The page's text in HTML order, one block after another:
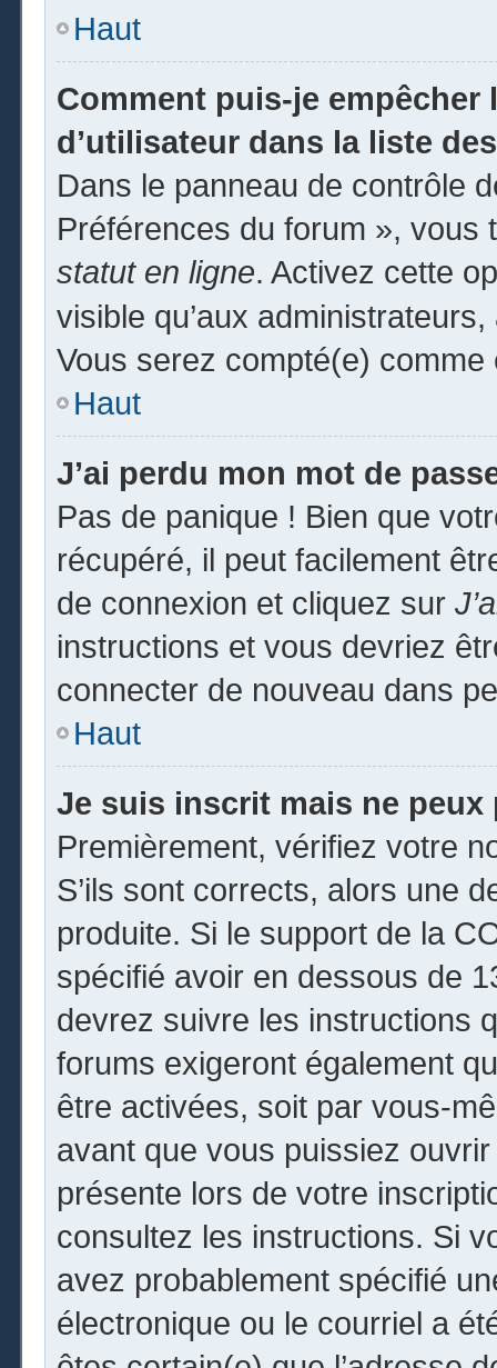
Haut
Comment puis-je empêcher
d’utilisateur dans la liste
Dans le panneau de contrôle
Préférences du forum », vous
statut en ligne. Activez cette
visible qu’aux
Vous serez compté(e)
Haut
J’ai perdu mon mot de
Pas de panique ! Bien que
récupéré, il peut facilement
de connexion et cliquez sur
instructions et vous devriez
connecter de nouveau dans
Haut
Je suis inscrit mais ne peux
Premièrement, vérifiez votre
S’ils sont corrects, alors une
produite. Si le support de la
spécifié avoir en dessous de
devrez suivre les instructions
forums exigeront également
être activées, soit par vous-
avant que vous puissiez
présente lors de votre
consultez les instructions. Si
avez probablement spécifié
électronique ou le courriel a